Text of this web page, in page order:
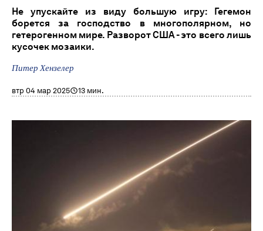
Не упускайте из виду большую игру: Гегемон
борется за господство в многополярном, но
гетерогенном мире. Разворот США - это всего лишь
кусочек мозаики.
Питер Хензелер
втр 04 мар 2025 13 мин.